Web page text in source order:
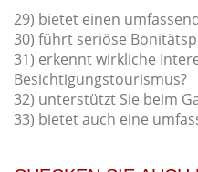
29) bietet einen
30) führt seriöse
31) erkennt wirkliche
Besichtigungstourismus?
32) unterstützt Sie beim
33) bietet auch eine